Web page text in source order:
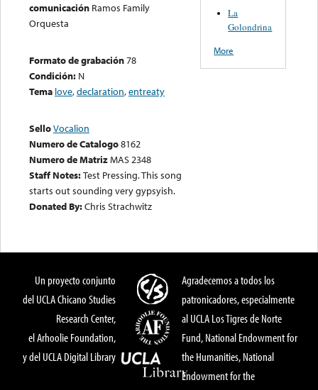
comunicación Ramos Family
Orquesta
Formato de grabación78
Condición: N
Tema love,declaration,entreaty
SelloVocalion
Numero de Catalogo8162
Numero de MatrizMAS 2348
Staff Notes:Test Pressing. This song
starts out sounding very gypsyish.
Donated By:Chris Strachwitz
La
Golondrina
More
Un proyecto conjunto
del UCLA Chicano Studies
Research Center,
el Arhoolie Foundation,
y del UCLA Digital Library
Agradecemos a todos los
patronicadores, especialmente
al UCLA Los Tigres de Norte
Fund, National Endowment for
the Humanities, National
Endowment for the